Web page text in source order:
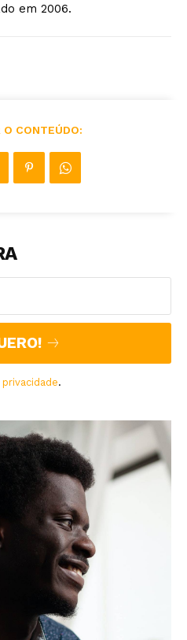
em 2006.
O CONTEÚDO:
.